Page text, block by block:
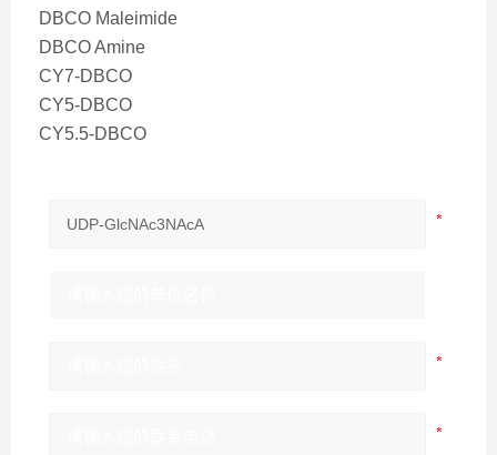
DBCO Maleimide
DBCO Amine
CY7-DBCO
CY5-DBCO
CY5.5-DBCO